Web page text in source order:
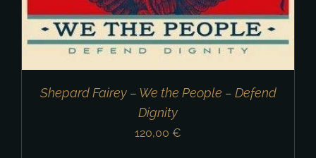
Shepard Fairey – We the People – Defend
Dignity
120,00 €